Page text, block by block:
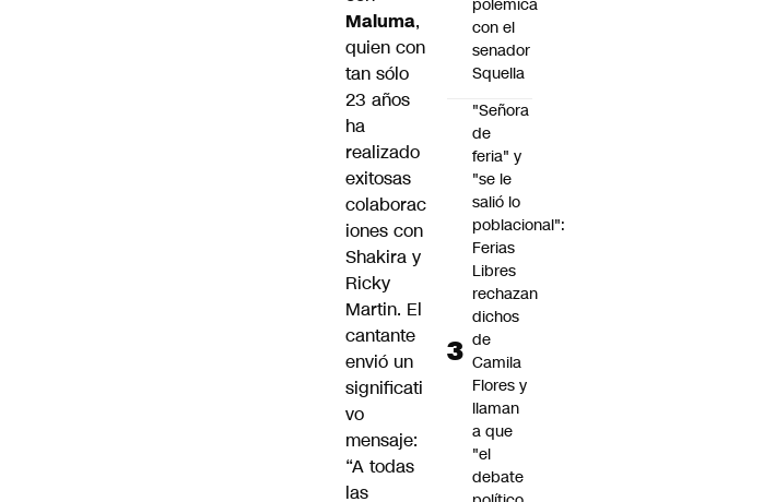
Maluma,
quien con
tan sólo
23 años
ha
realizado
exitosas
colaborac
iones con
Shakira y
Ricky
Martin. El
cantante
envió un
significati
vo
mensaje:
“A todas
las
polémica
con el
senador
Squella
"Señora
de
feria" y
"se le
salió lo
poblacional":
Ferias
Libres
rechazan
dichos
de
Camila
Flores y
llaman
a que
"el
debate